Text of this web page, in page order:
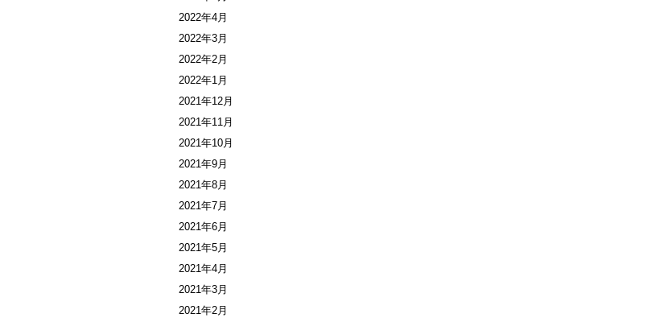
2022年4月
2022年3月
2022年2月
2022年1月
2021年12月
2021年11月
2021年10月
2021年9月
2021年8月
2021年7月
2021年6月
2021年5月
2021年4月
2021年3月
2021年2月